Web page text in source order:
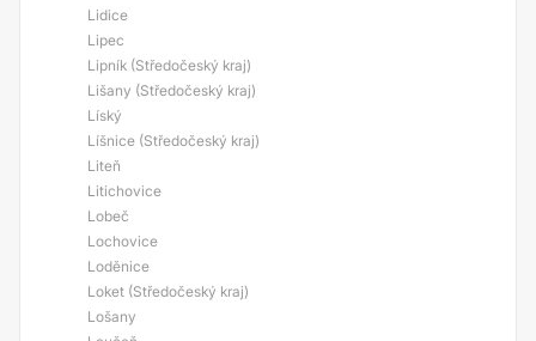
Lidice
Lipec
Lipník (Středočeský kraj)
Lišany (Středočeský kraj)
Líský
Líšnice (Středočeský kraj)
Liteň
Litichovice
Lobeč
Lochovice
Loděnice
Loket (Středočeský kraj)
Lošany